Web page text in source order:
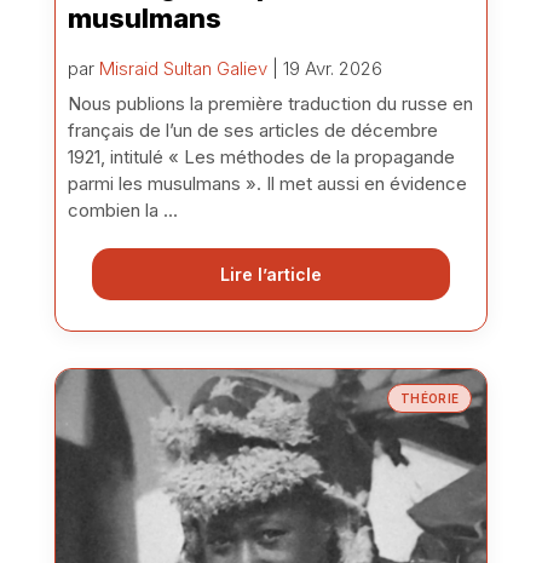
musulmans
par Misraid Sultan Galiev| 19 Avr. 2026
Nous publions la première traduction du russe en
français de l’un de ses articles de décembre
1921, intitulé « Les méthodes de la propagande
parmi les musulmans ». Il met aussi en évidence
combien la ...
Lire l’article
THÉORIE